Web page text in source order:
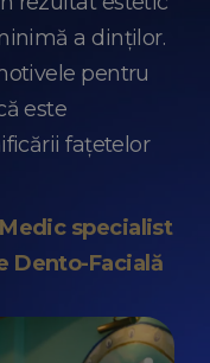
a dinților.
pentru
este
fațetelor
specialist
Dento-Facială